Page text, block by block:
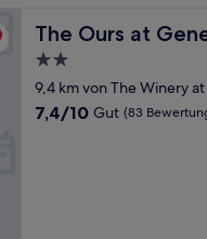
The Ours at
The Ours at Geneva
2.0-
Sterne-
Unterkunft
9,4 km von The Winery
7.4
7,4/10 Gut (83